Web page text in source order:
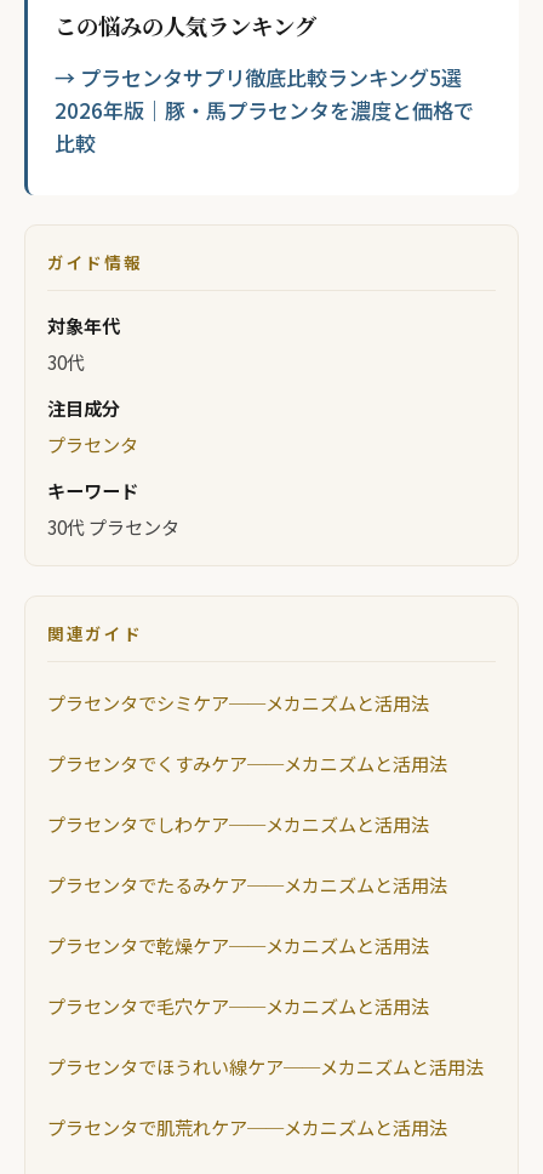
この悩みの人気ランキング
→ プラセンタサプリ徹底比較ランキング5選
2026年版｜豚・馬プラセンタを濃度と価格で
比較
ガイド情報
対象年代
30代
注目成分
プラセンタ
キーワード
30代 プラセンタ
関連ガイド
プラセンタでシミケア──メカニズムと活用法
プラセンタでくすみケア──メカニズムと活用法
プラセンタでしわケア──メカニズムと活用法
プラセンタでたるみケア──メカニズムと活用法
プラセンタで乾燥ケア──メカニズムと活用法
プラセンタで毛穴ケア──メカニズムと活用法
プラセンタでほうれい線ケア──メカニズムと活用法
プラセンタで肌荒れケア──メカニズムと活用法